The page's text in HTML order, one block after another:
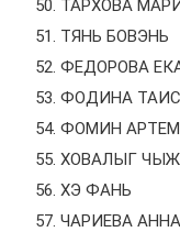
ТАРХОВА
ТЯНЬ БОВЭНЬ
ФЕДОРОВА
ФОДИНА
ФОМИН АРТЕМ
ХОВАЛЫГ
ХЭ ФАНЬ
ЧАРИЕВА